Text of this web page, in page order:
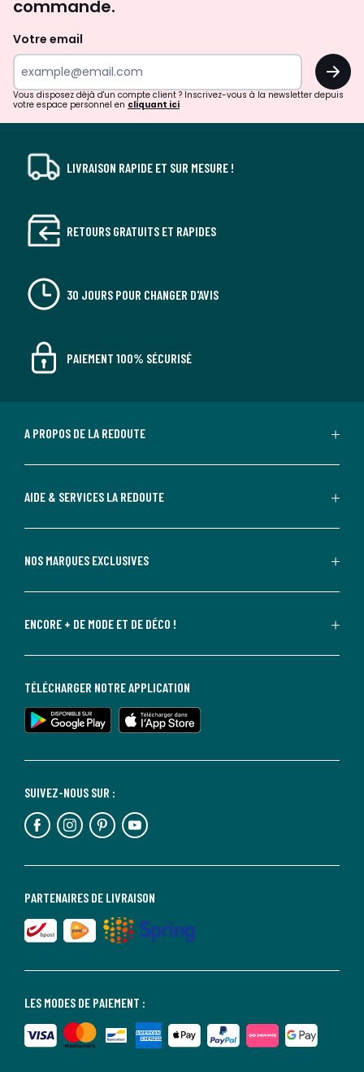
surprises?
commande.
Votre email
OK
Vous disposez déjà d'un compte client ? Inscrivez-vous à la newsletter depuis
votre espace personnel en cliquant ici
LIVRAISON RAPIDE ET SUR MESURE !
RETOURS GRATUITS ET RAPIDES
30 JOURS POUR CHANGER D'AVIS
PAIEMENT 100% SÉCURISÉ
A PROPOS DE LA REDOUTE
AIDE & SERVICES LA REDOUTE
NOS MARQUES EXCLUSIVES
ENCORE + DE MODE ET DE DÉCO !
LES MODES DE PAIEMENT :
PARTENAIRES DE LIVRAISON
SUIVEZ-NOUS SUR :
TÉLÉCHARGER NOTRE APPLICATION